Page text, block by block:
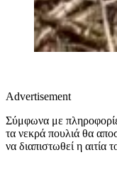
Advertisement
Σύμφωνα με
τα νεκρά πουλιά θα
να διαπιστωθεί η αιτία